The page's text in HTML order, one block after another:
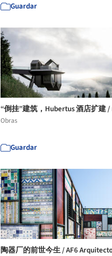
Guardar
“倒挂”建筑，Hubertus 酒店扩建 /
Obras
Guardar
陶器厂的前世今生 / AF6